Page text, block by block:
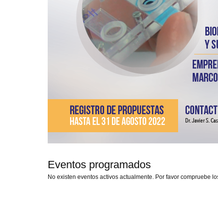
Eventos programados
No existen eventos activos actualmente. Por favor compruebe